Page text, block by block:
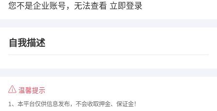
您不是企业账号，无法查看 立即登录
自我描述
温馨提示
1、本平台仅供信息发布，不会收取押金、保证金！